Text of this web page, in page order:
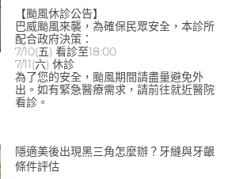
【颱風休診公告】
巴威颱風來襲，為確保民眾安全，本診所
配合政府決策：
7/10(五) 看診至18:00
7/11(六) 休診
為了您的安全，颱風期間請盡量避免外
出。如有緊急醫療需求，請前往就近醫院
看診。
隱適美後出現黑三角怎麼辦？牙縫與牙齦
條件評估